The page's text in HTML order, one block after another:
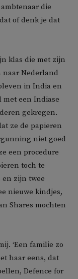
die
of denk je dat
klas die met zijn
naar Nederland
in India en
met een Indiase
gekregen.
ze de papieren
niet goed
een procedure
toch te
en zijn twee
nieuwe kindjes,
Shares mochten
‘Een familie zo
haar eens, dat
Defence for